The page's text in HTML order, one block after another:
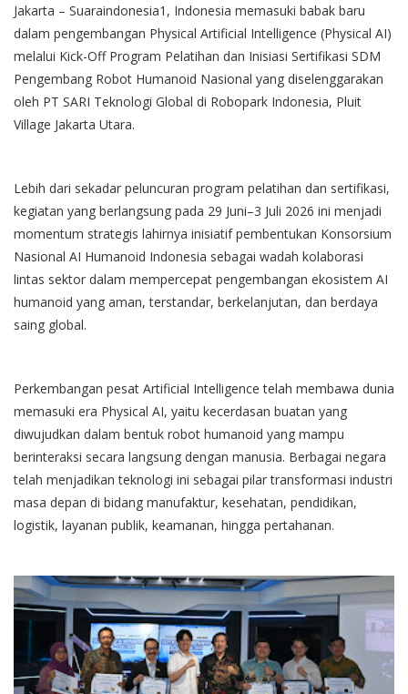
Jakarta – Suaraindonesia1, Indonesia memasuki babak baru
dalam pengembangan Physical Artificial Intelligence (Physical AI)
melalui Kick-Off Program Pelatihan dan Inisiasi Sertifikasi SDM
Pengembang Robot Humanoid Nasional yang diselenggarakan
oleh PT SARI Teknologi Global di Robopark Indonesia, Pluit
Village Jakarta Utara.
Lebih dari sekadar peluncuran program pelatihan dan sertifikasi,
kegiatan yang berlangsung pada 29 Juni–3 Juli 2026 ini menjadi
momentum strategis lahirnya inisiatif pembentukan Konsorsium
Nasional AI Humanoid Indonesia sebagai wadah kolaborasi
lintas sektor dalam mempercepat pengembangan ekosistem AI
humanoid yang aman, terstandar, berkelanjutan, dan berdaya
saing global.
Perkembangan pesat Artificial Intelligence telah membawa dunia
memasuki era Physical AI, yaitu kecerdasan buatan yang
diwujudkan dalam bentuk robot humanoid yang mampu
berinteraksi secara langsung dengan manusia. Berbagai negara
telah menjadikan teknologi ini sebagai pilar transformasi industri
masa depan di bidang manufaktur, kesehatan, pendidikan,
logistik, layanan publik, keamanan, hingga pertahanan.